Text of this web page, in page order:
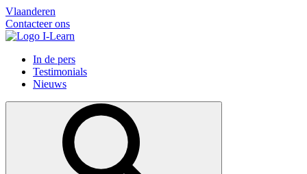
Vlaanderen
Contacteer ons
In de pers
Testimonials
Nieuws